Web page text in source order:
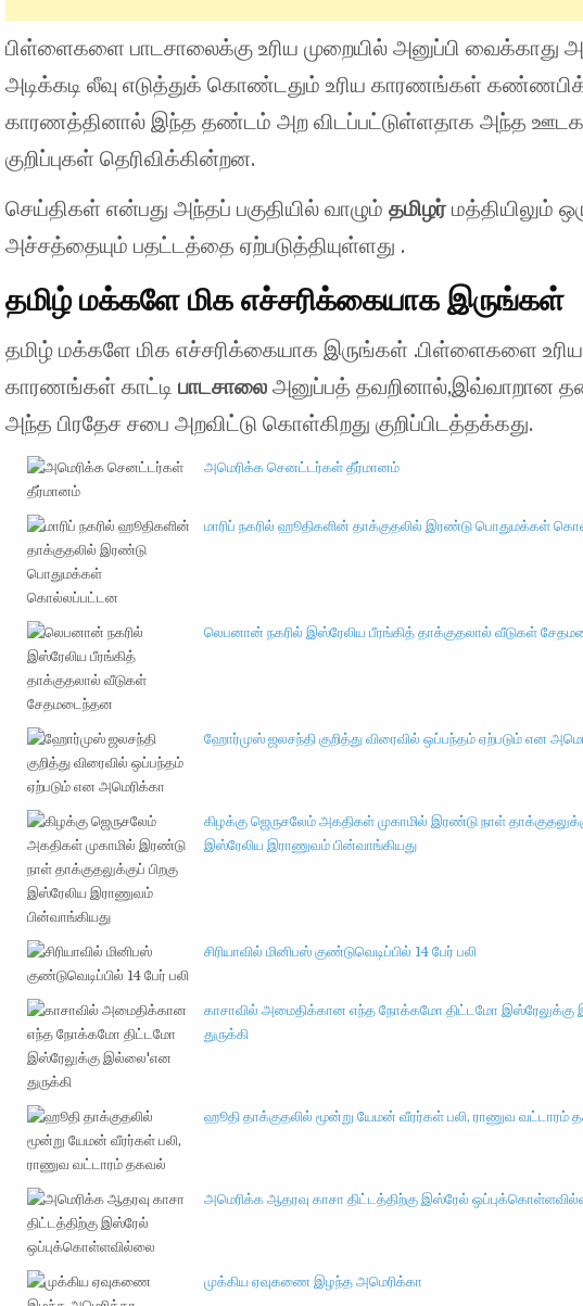
பிள்ளைகளை பாடசாலைக்கு உரிய முறையில் அனுப்பி வைக்காது
அடிக்கடி லீவு எடுத்துக் கொண்டதும் உரிய காரணங்கள்
காரணத்தினால் இந்த தண்டம் அற விடப்பட்டுள்ளதாக அந்த
குறிப்புகள் தெரிவிக்கின்றன.
செய்திகள் என்பது அந்தப் பகுதியில் வாழும்தமிழர்மத்தியிலும்
அச்சத்தையும் பதட்டத்தை ஏற்படுத்தியுள்ளது .
தமிழ் மக்களே மிக எச்சரிக்கையாக இருங்கள்
தமிழ் மக்களே மிக எச்சரிக்கையாக இருங்கள் .பிள்ளைகளை உரிய
காரணங்கள் காட்டிபாடசாலைஅனுப்பத் தவறினால்,இவ்வாறான
அந்த பிரதேச சபை அறவிட்டு கொள்கிறது குறிப்பிடத்தக்கது.
அமெரிக்க செனட்டர்கள் தீர்மானம்
மாரிப் நகரில் ஹூதிகளின் தாக்குதலில் இரண்டு பொதுமக்கள்
லெபனான் நகரில் இஸ்ரேலிய பீரங்கித் தாக்குதலால் வீடுகள்
ஹோர்முஸ் ஜலசந்தி குறித்து விரைவில் ஒப்பந்தம் ஏற்படும் என
கிழக்கு ஜெருசலேம் அகதிகள் முகாமில் இரண்டு நாள்
இஸ்ரேலிய இராணுவம் பின்வாங்கியது
சிரியாவில் மினிபஸ் குண்டுவெடிப்பில் 14 பேர் பலி
காசாவில் அமைதிக்கான எந்த நோக்கமோ திட்டமோ
துருக்கி
ஹூதி தாக்குதலில் மூன்று யேமன் வீரர்கள் பலி, ராணுவ வட்டாரம்
அமெரிக்க ஆதரவு காசா திட்டத்திற்கு இஸ்ரேல்
முக்கிய ஏவுகணை இழந்த அமெரிக்கா